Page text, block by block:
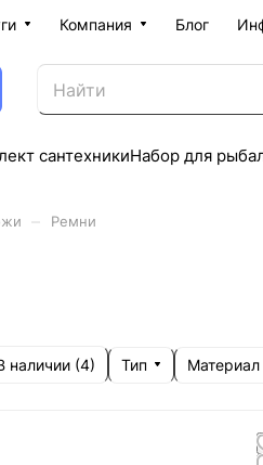
Компания Блог
сантехникиНабор для
Ремни
наличии (4) Тип Материал